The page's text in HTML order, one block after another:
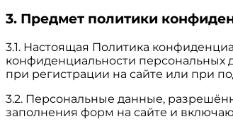
3. Предмет политики
3.1. Настоящая Политика
конфиденциальности персональных
при регистрации на сайте или при
3.2. Персональные данные,
заполнения форм на сайте и